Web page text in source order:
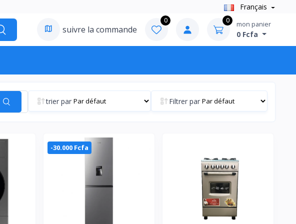
Français
suivre la commande
0 0 mon panier
0 Fcfa
trier par Filtrer par
-30.000 Fcfa